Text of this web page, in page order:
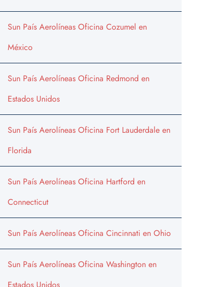
Sun País Aerolíneas Oficina Cozumel en
México
Sun País Aerolíneas Oficina Redmond en
Estados Unidos
Sun País Aerolíneas Oficina Fort Lauderdale en
Florida
Sun País Aerolíneas Oficina Hartford en
Connecticut
Sun País Aerolíneas Oficina Cincinnati en Ohio
Sun País Aerolíneas Oficina Washington en